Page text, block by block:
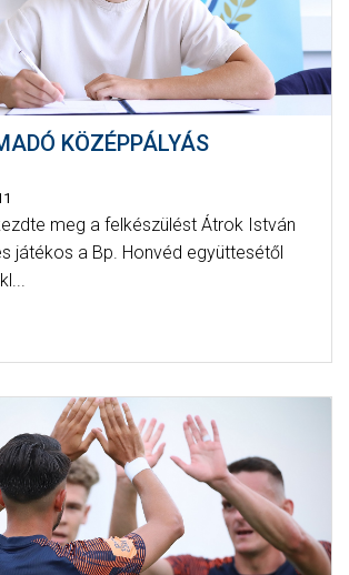
KÖZÉPPÁLYÁS
meg a felkészülést Átrok István
játékos a Bp. Honvéd együttesétől